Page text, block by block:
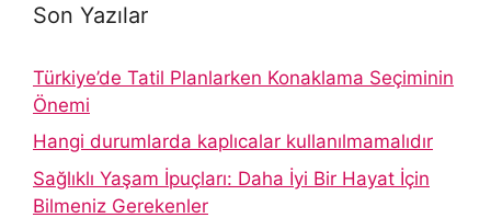
Son Yazılar
Türkiye’de Tatil Planlarken Konaklama Seçiminin
Önemi
Hangi durumlarda kaplıcalar kullanılmamalıdır
Sağlıklı Yaşam İpuçları: Daha İyi Bir Hayat İçin
Bilmeniz Gerekenler